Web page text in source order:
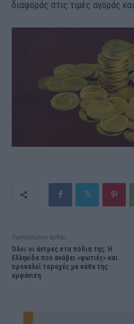
διαφοράς στις τιμές αγοράς
Προηγούμενο άρθρο
Όλοι οι άντρες στα πόδια της: Η
Ελληνίδα που ανάβει «φωτιές» και
προκαλεί ταραχές με κάθε της
εμφάνιση